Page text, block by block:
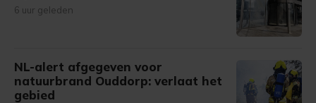
6 uur geleden
NL-alert afgegeven voor
natuurbrand Ouddorp: verlaat het
gebied